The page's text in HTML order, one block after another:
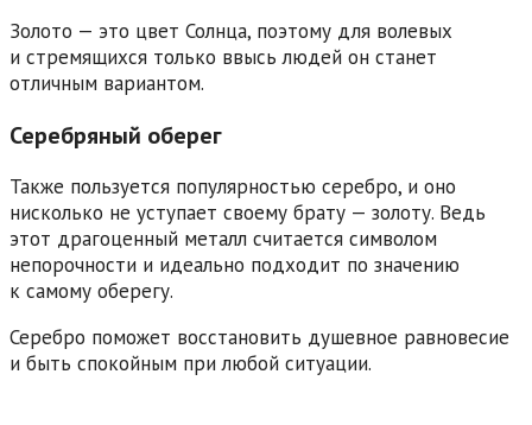
Золото — это цвет Солнца, поэтому для волевых
и стремящихся только ввысь людей он станет
отличным вариантом.
Серебряный оберег
Также пользуется популярностью серебро, и оно
нисколько не уступает своему брату — золоту. Ведь
этот драгоценный металл считается символом
непорочности и идеально подходит по значению
к самому оберегу.
Серебро поможет восстановить душевное равновесие
и быть спокойным при любой ситуации.